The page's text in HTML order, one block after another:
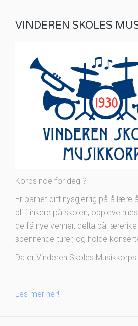
VINDEREN SKOLES
Korps noe for deg ?
Er barnet ditt nysgjerrig på å lære
bli flinkere på skolen, oppleve
de få nye venner, delta på
spennende turer, og holde
Da er Vinderen Skoles
Les mer her!